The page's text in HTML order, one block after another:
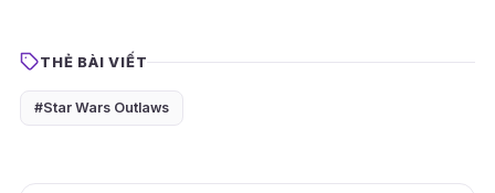
THẺ BÀI VIẾT
#Star Wars Outlaws